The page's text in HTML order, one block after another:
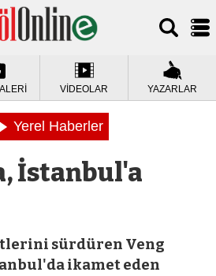
VİDEOLAR YAZARLAR
Yerel Haberler
İstanbul'a
sürdüren Veng
ikamet eden